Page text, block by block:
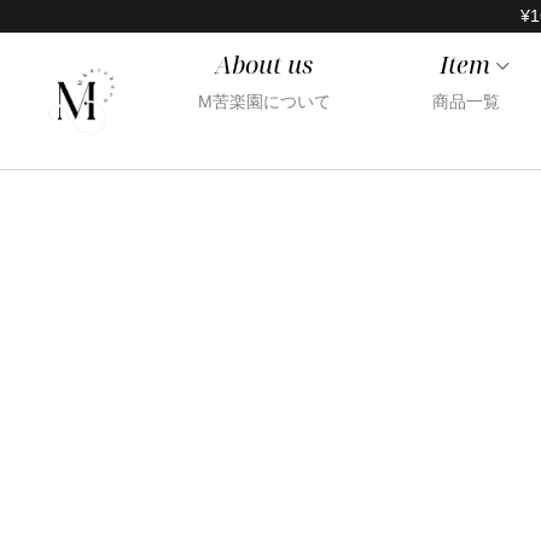
About us
M苦楽園について
Item
商品一覧